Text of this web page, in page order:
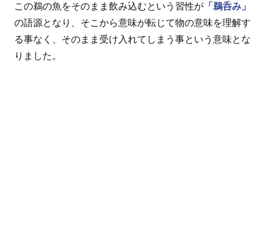
この鵜の魚をそのまま飲み込むという習性が 「鵜呑み」
の語源となり、そこから意味が転じて物の意味を理解す
る事なく、そのまま受け入れてしまう事という意味とな
りました。